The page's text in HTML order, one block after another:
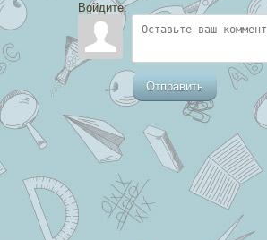
Войдите:
Отправить